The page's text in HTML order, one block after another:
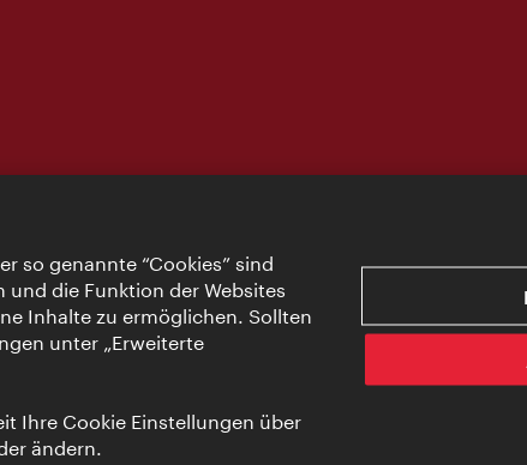
so genannte “Cookies” sind
die Funktion der Websites
Inhalte zu ermöglichen. Sollten
unter „Erweiterte
Ihre Cookie Einstellungen über
ändern.